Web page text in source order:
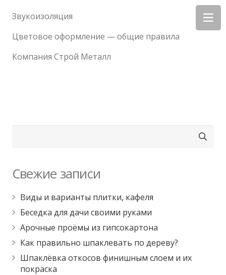
Звукоизоляция
Цветовое оформление — общие правила
Компания Строй Металл
Свежие записи
Виды и варианты плитки, кафеля
Беседка для дачи своими руками
Арочные проёмы из гипсокартона
Как правильно шпаклевать по дереву?
Шпаклёвка откосов финишным слоем и их
покраска